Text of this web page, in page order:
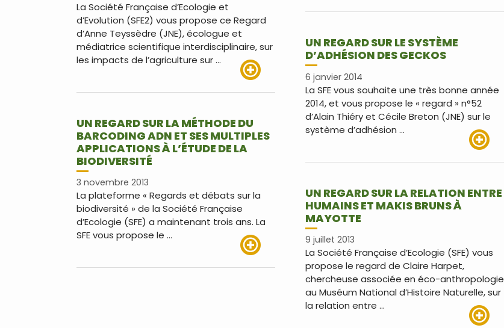
La Société Française d’Ecologie et
d’Evolution (SFE2) vous propose ce Regard
d’Anne Teyssèdre (JNE), écologue et
médiatrice scientifique interdisciplinaire, sur
les impacts de l’agriculture sur …
UN REGARD SUR LE SYSTÈME
D’ADHÉSION DES GECKOS
6 janvier 2014
La SFE vous souhaite une très bonne année
2014, et vous propose le « regard » n°52
d’Alain Thiéry et Cécile Breton (JNE) sur le
système d’adhésion …
UN REGARD SUR LA MÉTHODE DU
BARCODING ADN ET SES MULTIPLES
APPLICATIONS À L’ÉTUDE DE LA
BIODIVERSITÉ
3 novembre 2013
La plateforme « Regards et débats sur la
biodiversité » de la Société Française
d’Ecologie (SFE) a maintenant trois ans. La
SFE vous propose le …
UN REGARD SUR LA RELATION ENTRE
HUMAINS ET MAKIS BRUNS À
MAYOTTE
9 juillet 2013
La Société Française d’Ecologie (SFE) vous
propose le regard de Claire Harpet,
chercheuse associée en éco-anthropologie
au Muséum National d’Histoire Naturelle, sur
la relation entre …